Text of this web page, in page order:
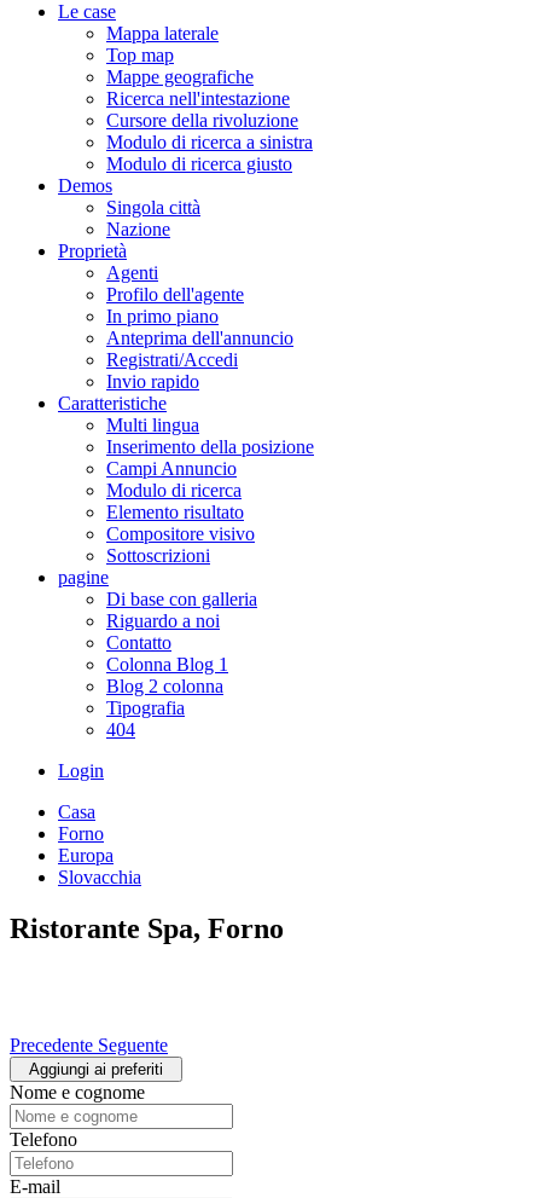
Le case
Mappa laterale
Top map
Mappe geografiche
Ricerca nell'intestazione
Cursore della rivoluzione
Modulo di ricerca a sinistra
Modulo di ricerca giusto
Demos
Singola città
Nazione
Proprietà
Agenti
Profilo dell'agente
In primo piano
Anteprima dell'annuncio
Registrati/Accedi
Invio rapido
Caratteristiche
Multi lingua
Inserimento della posizione
Campi Annuncio
Modulo di ricerca
Elemento risultato
Compositore visivo
Sottoscrizioni
pagine
Di base con galleria
Riguardo a noi
Contatto
Colonna Blog 1
Blog 2 colonna
Tipografia
404
Login
Casa
Forno
Europa
Slovacchia
Ristorante Spa, Forno
Precedente Seguente
Aggiungi ai preferiti
Nome e cognome
Telefono
E-mail